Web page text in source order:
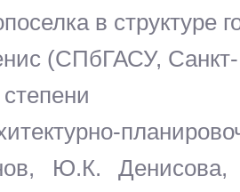
в структуре
(СПбГАСУ, Санкт-
Ю.К. Денисова,